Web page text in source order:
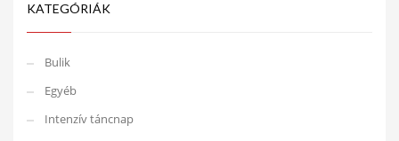
KATEGÓRIÁK
Bulik
Egyéb
Intenzív táncnap